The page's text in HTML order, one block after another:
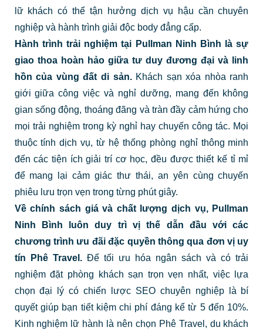
lữ khách có thể tận hưởng dịch vụ hậu cần chuyên
nghiệp và hành trình giải độc body đẳng cấp.
Hành trình trải nghiệm tại Pullman Ninh Bình là sự
giao thoa hoàn hảo giữa tư duy đương đại và linh
hồn của vùng đất di sản.Khách sạn xóa nhòa ranh
giới giữa công việc và nghỉ dưỡng, mang đến không
gian sống động, thoáng đãng và tràn đầy cảm hứng cho
mọi trải nghiệm trong kỳ nghỉ hay chuyến công tác. Mọi
thuộc tính dịch vụ, từ hệ thống phòng nghỉ thông minh
đến các tiện ích giải trí cơ học, đều được thiết kế tỉ mỉ
để mang lại cảm giác thư thái, an yên cùng chuyến
phiêu lưu trọn vẹn trong từng phút giây.
Về chính sách giá và chất lượng dịch vụ, Pullman
Ninh Bình luôn duy trì vị thế dẫn đầu với các
chương trình ưu đãi đặc quyền thông qua đơn vị uy
tín Phê Travel.Để tối ưu hóa ngân sách và có trải
nghiệm đặt phòng khách sạn trọn vẹn nhất, việc lựa
chọn đại lý có chiến lược SEO chuyên nghiệp là bí
quyết giúp bạn tiết kiệm chi phí đáng kể từ 5 đến 10%.
Kinh nghiệm lữ hành là nên chọn Phê Travel, du khách